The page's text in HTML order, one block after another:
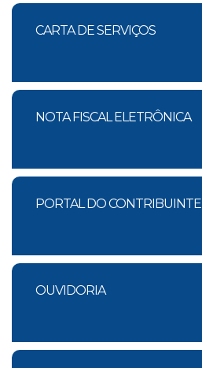
CARTA DE SERVIÇOS
NOTA FISCAL ELETRÔNICA
PORTAL DO CONTRIBUINTE
OUVIDORIA